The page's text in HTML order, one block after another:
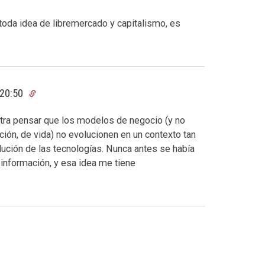
idea de libremercado y capitalismo, es
pensar que los modelos de negocio (y no
de vida) no evolucionen en un contexto tan
de las tecnologías. Nunca antes se había
y esa idea me tiene